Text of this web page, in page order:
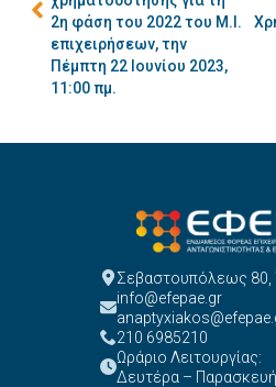
2η φάση του 2022 του Μ.Ι.
επιχειρήσεων, την
Πέμπτη 22 Ιουνίου 2023,
11:00 πμ.
Σεβαστουπόλεως 80,
info@efepae.gr
210 6985210
Ωράριο Λειτουργίας:
Δευτέρα –